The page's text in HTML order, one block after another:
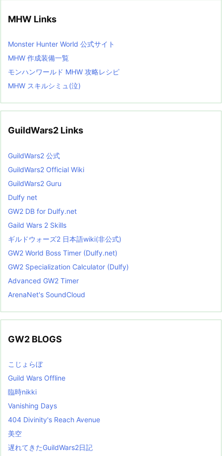
MHW Links
Monster Hunter World 公式サイト
MHW 作成装備一覧
モンハンワールド MHW 攻略レシピ
MHW スキルシミュ(泣)
GuildWars2 Links
GuildWars2 公式
GuildWars2 Official Wiki
GuildWars2 Guru
Dulfy net
GW2 DB for Dulfy.net
Gaild Wars 2 Skills
ギルドウォーズ2 日本語wiki(非公式)
GW2 World Boss Timer (Dulfy.net)
GW2 Specialization Calculator (Dulfy)
Advanced GW2 Timer
ArenaNet's SoundCloud
GW2 BLOGS
こじょらぼ
Guild Wars Offline
臨時nikki
Vanishing Days
404 Divinity's Reach Avenue
美空
遅れてきたGuildWars2日記